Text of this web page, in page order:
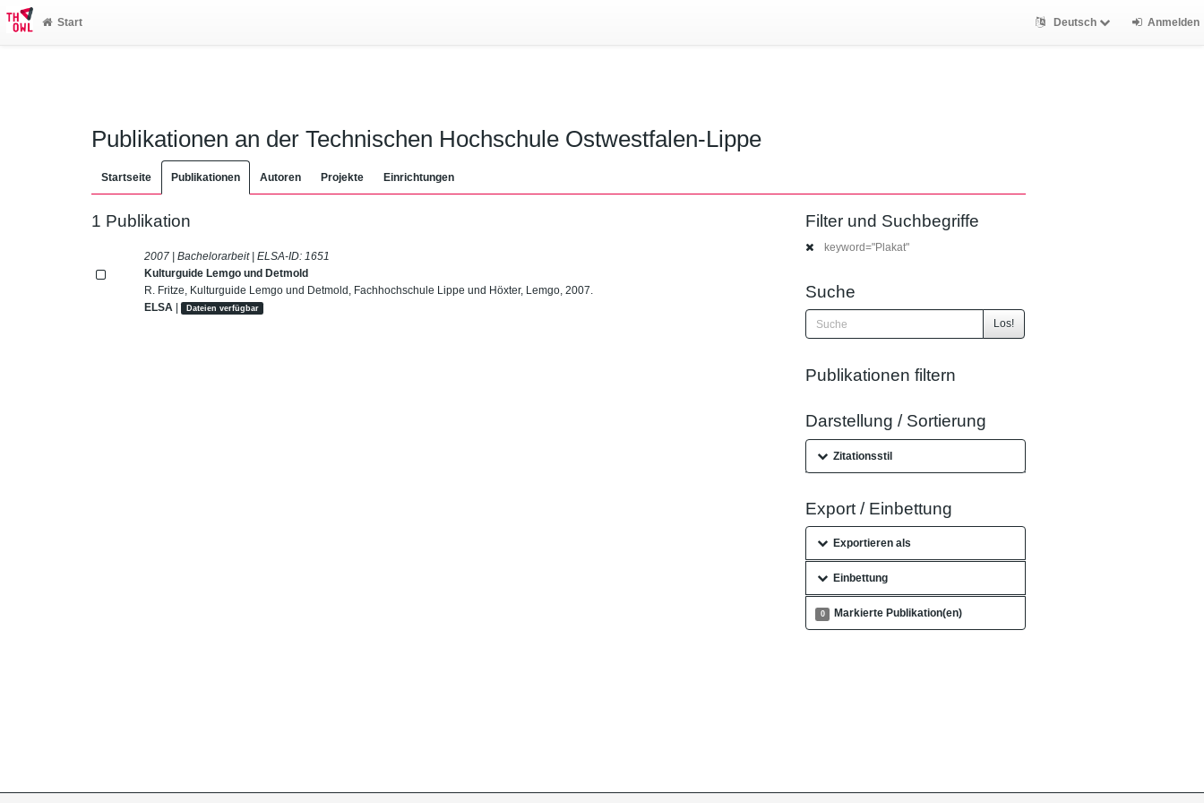
Start Deutsch Anmelden
Publikationen an der Technischen Hochschule Ostwestfalen-Lippe
Startseite Publikationen Autoren Projekte Einrichtungen
1 Publikation
2007 | Bachelorarbeit | ELSA-ID: 1651
Kulturguide Lemgo und Detmold
R. Fritze, Kulturguide Lemgo und Detmold, Fachhochschule Lippe und Höxter, Lemgo, 2007.
ELSA | Dateien verfügbar
Filter und Suchbegriffe
keyword="Plakat"
Suche
Los!
Publikationen filtern
Darstellung / Sortierung
Zitationsstil
Export / Einbettung
Exportieren als
Einbettung
0 Markierte Publikation(en)